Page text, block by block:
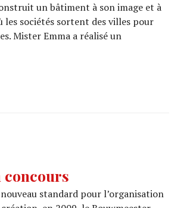
un bâtiment à son image et à
les sociétés sortent des villes pour
Mister Emma a réalisé un
URBAIN (18/24) : Royale Belge (1/5)
concours
standard pour l’organisation